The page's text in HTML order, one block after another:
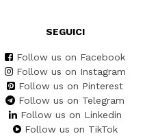
SEGUICI
Follow us on Facebook
Follow us on Instagram
Follow us on Pinterest
Follow us on Telegram
Follow us on Linkedin
Follow us on TikTok